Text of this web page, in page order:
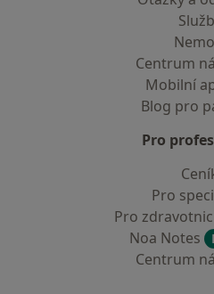
Centrum
Mobilní
Blog pro
Pro
Pro
Pro
Noa Notes
Centrum